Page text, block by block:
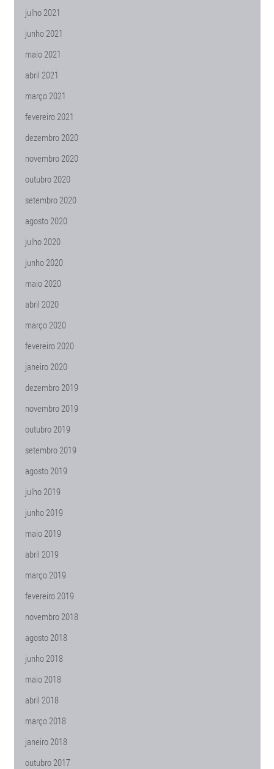
julho 2021
junho 2021
maio 2021
abril 2021
março 2021
fevereiro 2021
dezembro 2020
novembro 2020
outubro 2020
setembro 2020
agosto 2020
julho 2020
junho 2020
maio 2020
abril 2020
março 2020
fevereiro 2020
janeiro 2020
dezembro 2019
novembro 2019
outubro 2019
setembro 2019
agosto 2019
julho 2019
junho 2019
maio 2019
abril 2019
março 2019
fevereiro 2019
novembro 2018
agosto 2018
junho 2018
maio 2018
abril 2018
março 2018
janeiro 2018
outubro 2017